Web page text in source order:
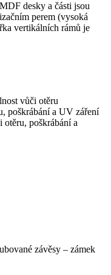
desky a části jsou
perem (vysoká
vertikálních rámů je
vůči otěru
poškrábání a UV záření
poškrábání a
závěsy – zámek